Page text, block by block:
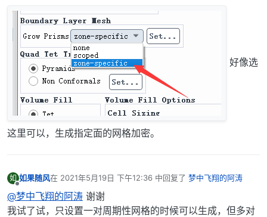
好像选
这里可以，生成指定面的网格加密。
如
离线
如果随风在 2021年5月19日 下午12:36 中回复了 梦中飞翔的阿涛
最后由 编辑
@梦中飞翔的阿涛 谢谢
我试了试，只设置一对周期性网格的时候可以生成，但多对